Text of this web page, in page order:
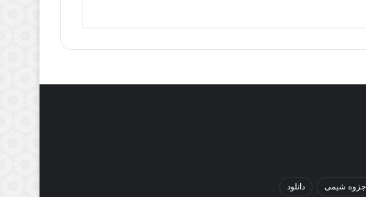
جزوه شیمی دانلود